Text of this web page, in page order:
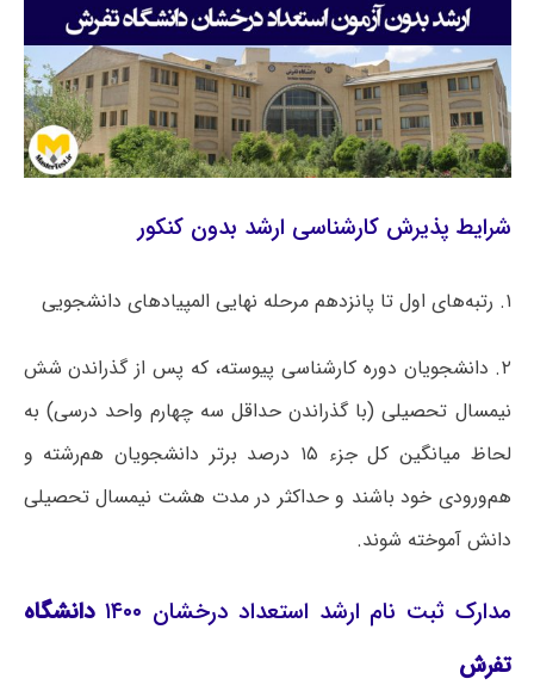
شرایط پذیرش کارشناسی ارشد بدون کنکور
۱. رتبه‌های اول تا پانزدهم مرحله نهایی المپیادهای دانشجویی
۲. دانشجویان دوره کارشناسی پیوسته، که پس از گذراندن شش
نیمسال تحصیلی (با گذراندن حداقل سه چهارم واحد درسی) به
لحاظ میانگین کل جزء ۱۵ درصد برتر دانشجویان هم‌رشته و
هم‌ورودی خود باشند و حداکثر در مدت هشت نیمسال تحصیلی
دانش آموخته شوند.
مدارک ثبت نام ارشد استعداد درخشان ۱۴۰۰
دانشگاه
تفرش